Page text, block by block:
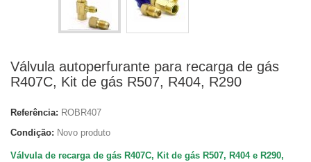
Válvula autoperfurante para recarga de gás
R407C, Kit de gás R507, R404, R290
Referência: ROBR407
Condição: Novo produto
Válvula de recarga de gás R407C, Kit de gás R507, R404 e R290,